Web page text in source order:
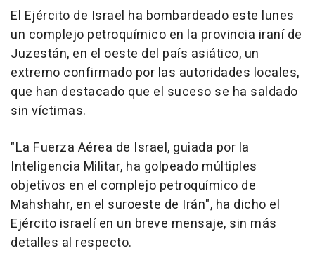
El Ejército de Israel ha bombardeado este lunes
un complejo petroquímico en la provincia iraní de
Juzestán, en el oeste del país asiático, un
extremo confirmado por las autoridades locales,
que han destacado que el suceso se ha saldado
sin víctimas.
"La Fuerza Aérea de Israel, guiada por la
Inteligencia Militar, ha golpeado múltiples
objetivos en el complejo petroquímico de
Mahshahr, en el suroeste de Irán", ha dicho el
Ejército israelí en un breve mensaje, sin más
detalles al respecto.